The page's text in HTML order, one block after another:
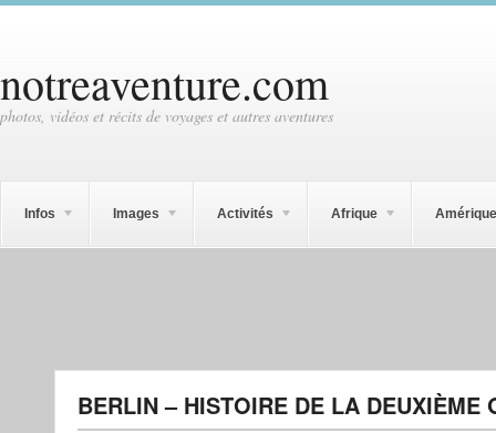
notreaventure.com
photos, vidéos et récits de voyages et autres aventures
Infos Images Activités Afrique Amérique
BERLIN – HISTOIRE DE LA DEUXIÈME